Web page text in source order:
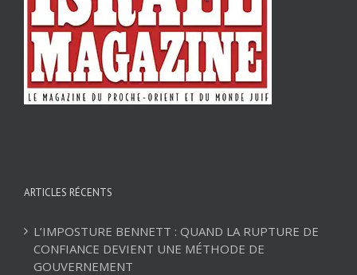
ARTICLES RÉCENTS
L’IMPOSTURE BENNETT : QUAND LA RUPTURE DE
CONFIANCE DEVIENT UNE MÉTHODE DE
GOUVERNEMENT